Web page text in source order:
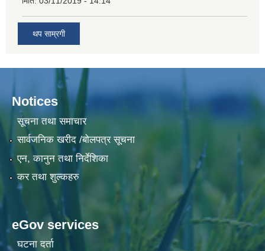
थप साम्रगी
Notices
सूचना तथा समाचार
सार्वजनिक खरीद /बोलपत्र सूचना
एन, कानुन तथा निर्देशिका
कर तथा शुल्कहरु
eGov services
घटना दर्ता